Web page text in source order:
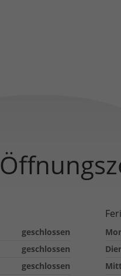
geschlossen
geschlossen
geschlossen